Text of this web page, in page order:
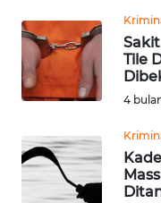
Tile
4
PAPUA
WN
PAPUA
WN
RIAU